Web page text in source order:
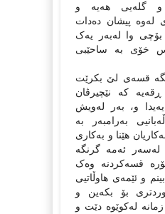
و گله‌یی هه‌یه‌ و
پیشان ده‌دات
بۆچی وا له‌به‌ر یه‌ک
خۆی به‌ ساحێبی
قسه‌ی لێ بکرێت
که‌ نێچیرڤان
و، به‌ر له‌ویش
به‌رامبه‌ر به‌
هێنا و به‌کاری
له‌سه‌ر ئه‌مه‌ گرنگه‌
قسه‌کردنه‌ وه‌ک
و ئێمه‌ی هاوڵاتیی
بۆ بکه‌ین و
زمانه‌ له‌کوێوه‌ دێت و